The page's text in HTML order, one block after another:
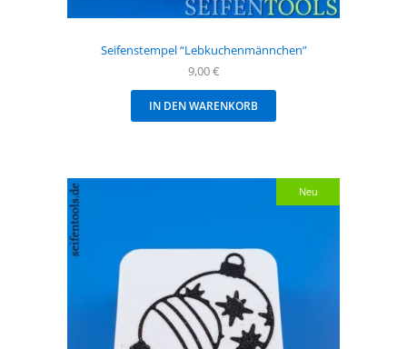
Seifenstempel “Lebkuchenmännchen”
9,00€
IN DEN WARENKORB
Neu